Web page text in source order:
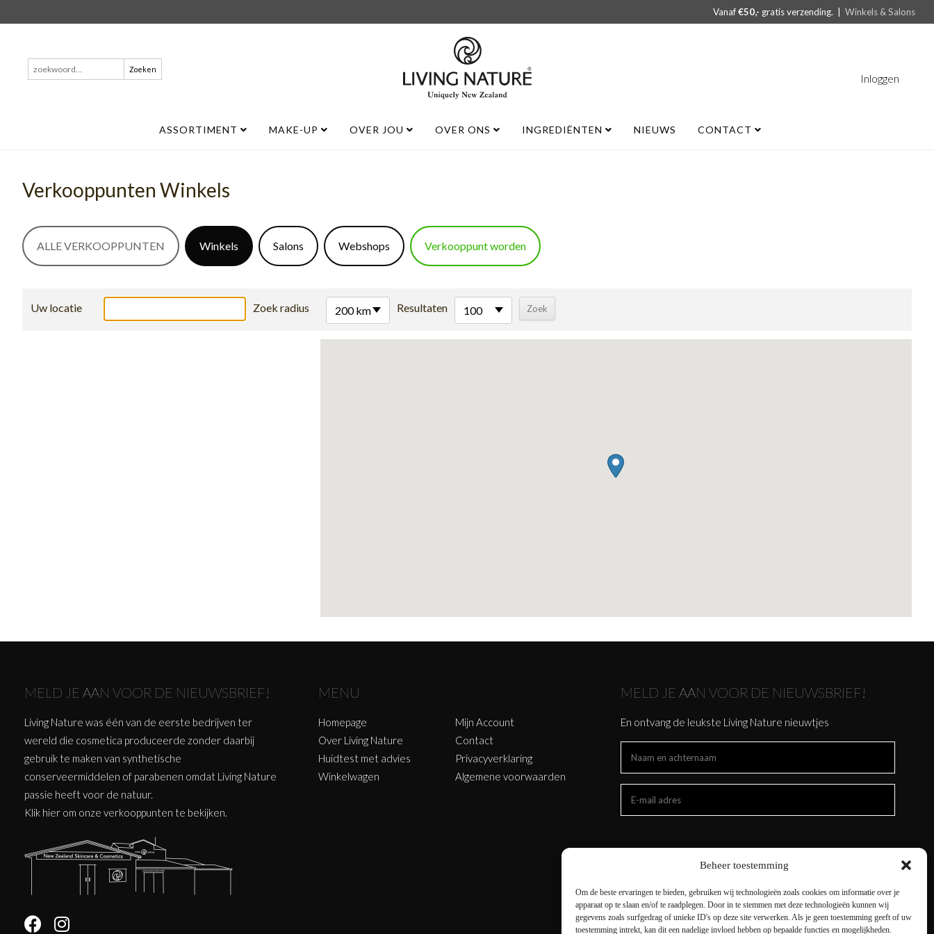
Beheer toestemming
Om de beste ervaringen te bieden, gebruiken wij technologieën zoals cookies om informatie over je
apparaat op te slaan en/of te raadplegen. Door in te stemmen met deze technologieën kunnen wij
gegevens zoals surfgedrag of unieke ID's op deze site verwerken. Als je geen toestemming geeft of uw
toestemming intrekt, kan dit een nadelige invloed hebben op bepaalde functies en mogelijkheden.
Vanaf€50,- gratis verzending. |Winkels & Salons
Inloggen
Zoeken
naar:
ASSORTIMENT MAKE-UP OVER JOU OVER ONS INGREDIËNTEN NIEUWS CONTACT
Verkooppunten Winkels
ALLE VERKOOPPUNTEN Winkels Salons Webshops Verkooppunt worden
Uw locatie Zoek radius 200 km Resultaten 100
MELD JE AAN VOOR DE NIEUWSBRIEF!
Living Nature was één van de eerste bedrijven ter
wereld die cosmetica produceerde zonder daarbij
gebruik te maken van synthetische
conserveermiddelen of parabenen omdat Living Nature
passie heeft voor de natuur.
Klik hier om onze verkooppunten te bekijken.
MENU
Homepage
Over Living Nature
Huidtest met advies
Winkelwagen
Mijn Account
Contact
Privacyverklaring
Algemene voorwaarden
MELD JE AAN VOOR DE NIEUWSBRIEF!
En ontvang de leukste Living Nature nieuwtjes